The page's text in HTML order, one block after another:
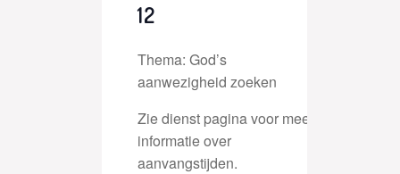
12
Thema: God’s
aanwezigheid zoeken
Zie dienst pagina voor meer
informatie over
aanvangstijden.